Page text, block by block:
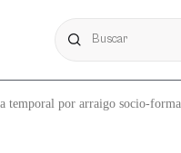
temporal por arraigo socio-